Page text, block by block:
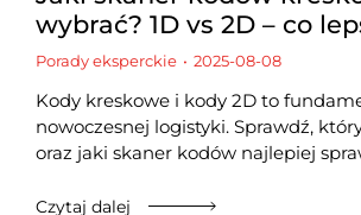
wybrać? 1D vs 2D – co
Porady eksperckie 2025-08-08
Kody kreskowe i kody 2D to
nowoczesnej logistyki. Sprawdź,
oraz jaki skaner kodów najlepiej
Czytaj dalej